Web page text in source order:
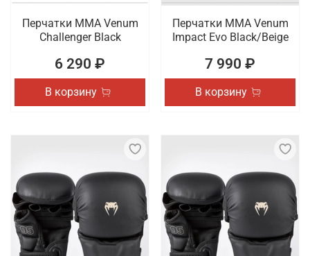
Перчатки ММА Venum
Challenger Black
6 290 ₽
В корзину
Перчатки ММА Venum
Impact Evo Black/Beige
7 990 ₽
В корзину